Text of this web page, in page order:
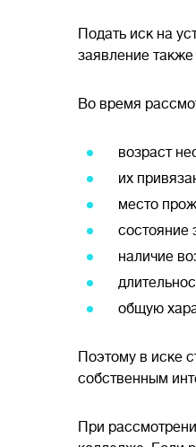
Подать иск на
заявление также
Во время
возраст
их
место
состояние
наличие
общую
Поэтому в иске
собственным
При